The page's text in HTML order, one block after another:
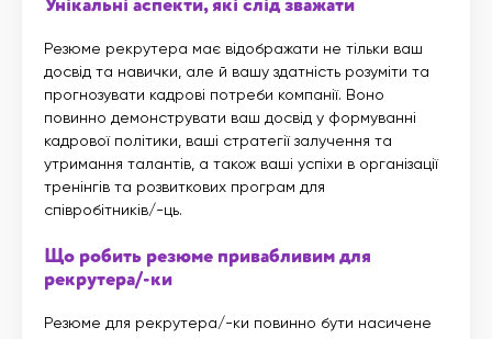
Унікальні аспекти, які слід зважати
Резюме рекрутера має відображати не тільки ваш
досвід та навички, але й вашу здатність розуміти та
прогнозувати кадрові потреби компанії. Воно
повинно демонструвати ваш досвід у формуванні
кадрової політики, ваші стратегії залучення та
утримання талантів, а також ваші успіхи в організації
тренінгів та розвиткових програм для
співробітників/-ць.
Що робить резюме привабливим для
рекрутера/-ки
Резюме для рекрутера/-ки повинно бути насичене